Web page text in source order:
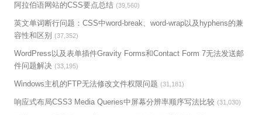
阿拉伯语网站的CSS要点总结 (39,560)
英文单词断行问题：CSS中word-break、word-wrap以及hyphens的兼
容性和区别
(37,352)
WordPress以及表单插件Gravity Forms和Contact Form 7无法发送邮
件问题解决 (33,195)
Windows主机的FTP无法修改文件权限问题 (31,181)
响应式布局CSS3 Media Queries中屏幕分辨率顺序写法比较 (31,030)